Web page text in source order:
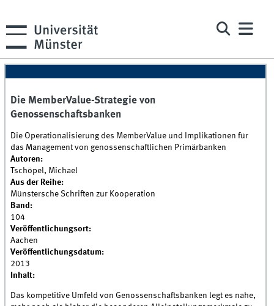
Die MemberValue-Strategie von
Genossenschaftsbanken
Die Operationalisierung des MemberValue und Implikationen für
das Management von genossenschaftlichen Primärbanken
Autoren:
Tschöpel, Michael
Aus der Reihe:
Münstersche Schriften zur Kooperation
Band:
104
Veröffentlichungsort:
Aachen
Veröffentlichungsdatum:
2013
Inhalt:
Das kompetitive Umfeld von Genossenschaftsbanken legt es nahe,